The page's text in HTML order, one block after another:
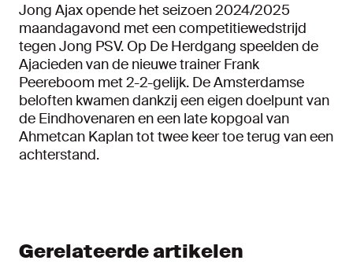
Jong Ajax opende het seizoen 2024/2025
maandagavond met een competitiewedstrijd
tegen Jong PSV. Op De Herdgang speelden de
Ajacieden van de nieuwe trainer Frank
Peereboom met 2-2-gelijk. De Amsterdamse
beloften kwamen dankzij een eigen doelpunt van
de Eindhovenaren en een late kopgoal van
Ahmetcan Kaplan tot twee keer toe terug van een
achterstand.
Gerelateerde artikelen